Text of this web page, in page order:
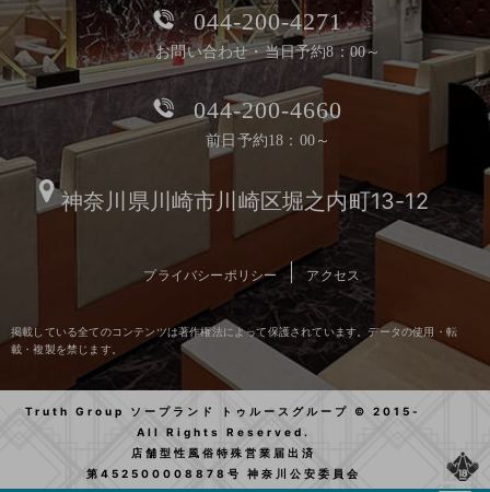
044-200-4271
お問い合わせ・当日予約8：00～
044-200-4660
前日予約18：00～
神奈川県川崎市川崎区堀之内町13-12
プライバシーポリシー アクセス
掲載している全てのコンテンツは著作権法によって保護されています。データの使用・転
載・複製を禁じます。
Truth Group ソープランド トゥルースグループ © 2015-
All Rights Reserved.
店舗型性風俗特殊営業届出済
第452500008878号 神奈川公安委員会